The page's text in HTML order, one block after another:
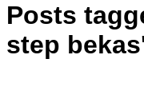
Posts
step bekas